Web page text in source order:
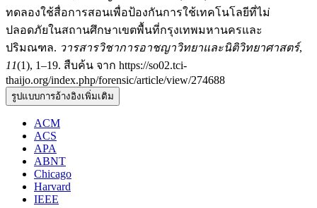
ทดลองใช้สื่อการสอนเพื่อป้องกันการใช้เทคโนโลยีที่ไม่
ปลอดภัยในสถานศึกษาเขตพื้นที่กรุงเทพมหานครและ
ปริมณฑล. วารสารวิชาการอาชญาวิทยาและนิติวิทยาศาสตร์,
11(1), 1–19. สืบค้น จาก https://so02.tci-
thaijo.org/index.php/forensic/article/view/274688
รูปแบบการอ้างอิงเพิ่มเติม
ACM
ACS
APA
ABNT
Chicago
Harvard
IEEE